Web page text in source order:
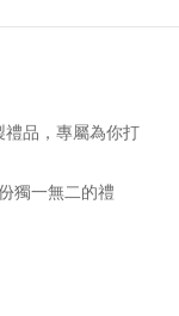
禮品，專屬為你打
獨一無二的禮